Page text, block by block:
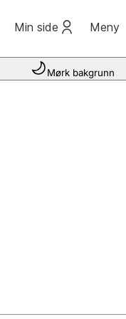
Min side Meny
Mørk bakgrunn